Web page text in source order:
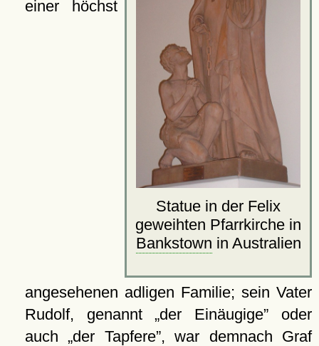
Statue in der Felix
geweihten Pfarrkirche in
Bankstown in Australien
einer höchst
angesehenen adligen Familie; sein Vater
Rudolf, genannt der Einäugige
oder
auch der Tapfere , war demnach Graf